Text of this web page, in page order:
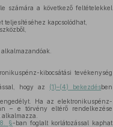
számára a következő feltételekkel
kapcsolódhat,
kibocsátási tevékenység
hogy az (1)–(4) bekezdésben
Ha az elektronikuspénz-
– e törvény eltérő rendelkezése
8. §-ban foglalt korlátozással kaphat